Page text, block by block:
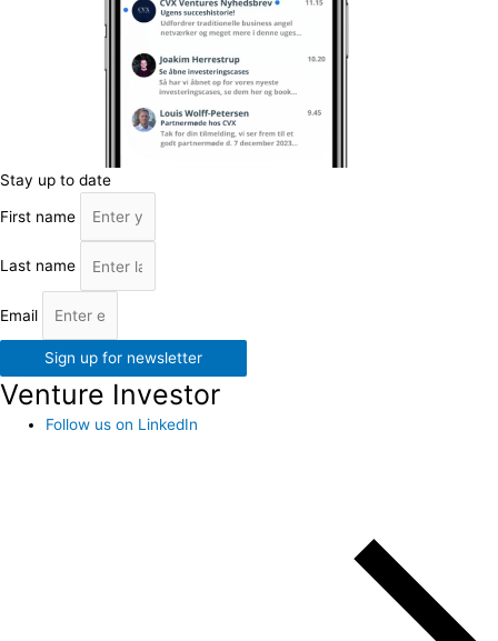
Stay up to date
First name
Last name
Email
Sign up for newsletter
Venture Investor
Follow us on LinkedIn